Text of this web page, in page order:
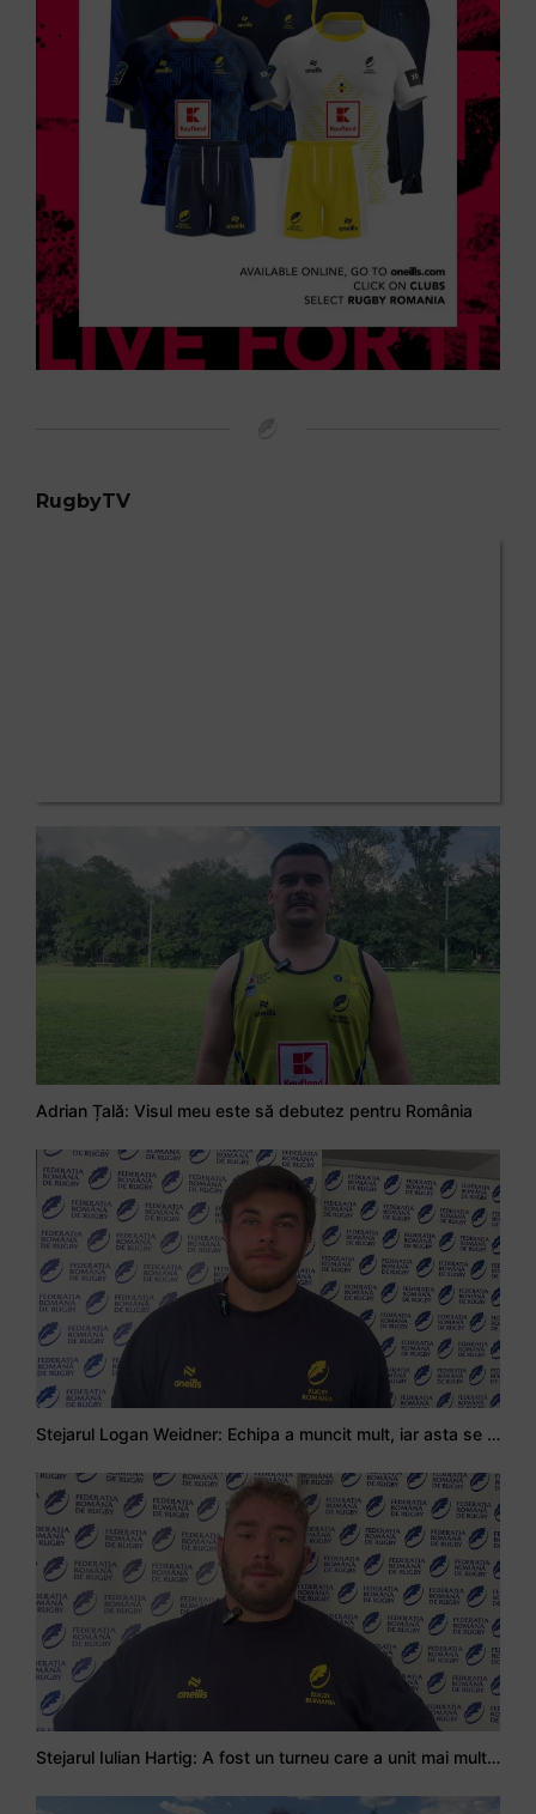
RugbyTV
Adrian Țală: Visul meu este să debutez pentru România
Stejarul Logan Weidner: Echipa a muncit mult, iar asta se va vedea în meciurile de la Nations Cup
Stejarul Iulian Hartig: A fost un turneu care a unit mai mult echipa